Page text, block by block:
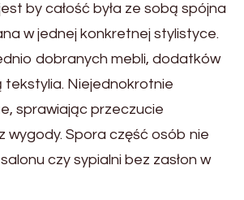
by całość była ze sobą spójna
w jednej konkretnej stylistyce.
dobranych mebli, dodatków
tekstylia. Niejednokrotnie
sprawiając przeczucie
wygody. Spora część osób nie
czy sypialni bez zasłon w